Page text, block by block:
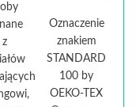
z
Oznaczenie
znakiem
STANDARD
100 by
OEKO-TEX